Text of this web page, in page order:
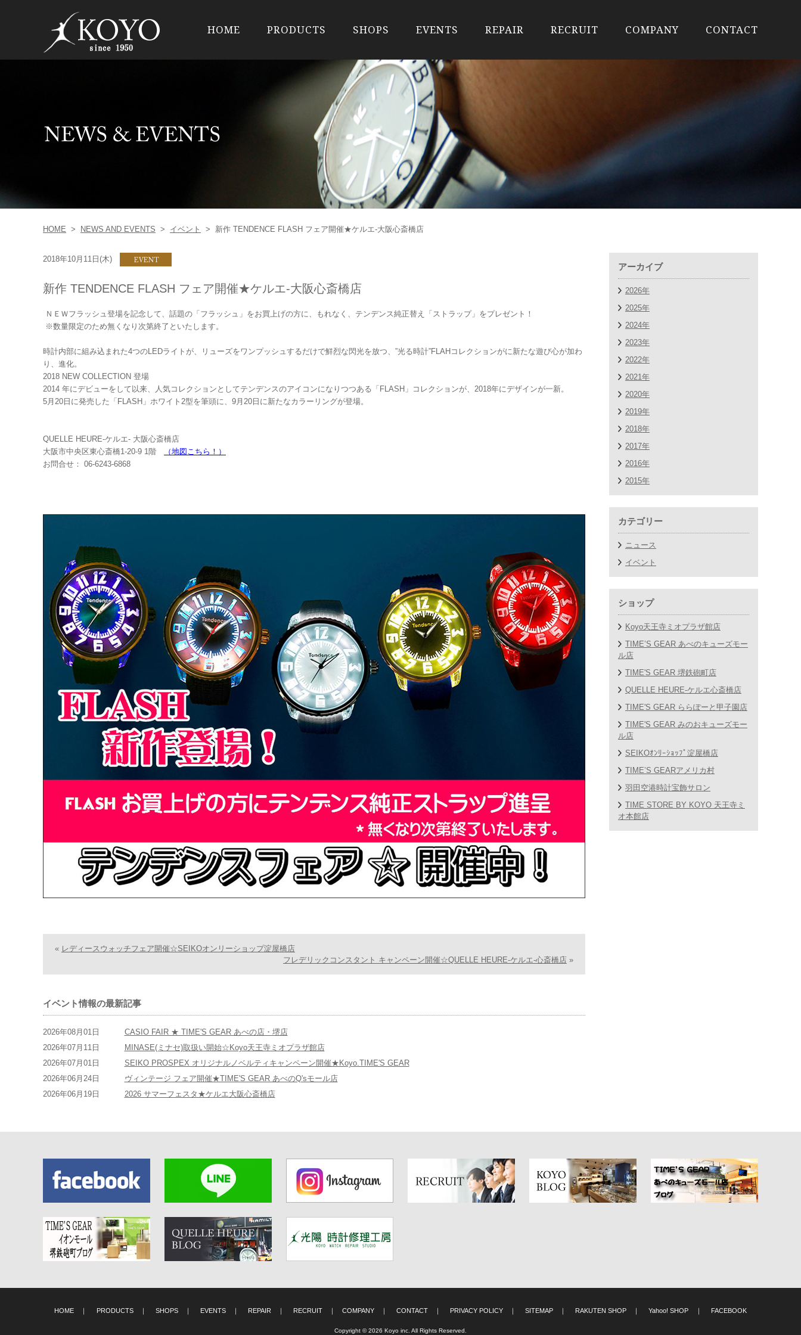
HOME PRODUCTS SHOPS EVENTS REPAIR RECRUIT COMPANY CONTACT
HOME > NEWS AND EVENTS > イベント > 新作 TENDENCE FLASH フェア開催★ケルエ-大阪心斎橋店
2018年10月11日(木)
新作 TENDENCE FLASH フェア開催★ケルエ-大阪心斎橋店
ＮＥＷフラッシュ登場を記念して、話題の「フラッシュ」をお買上げの方に、もれなく、テンデンス純正替え「ストラップ」をプレゼント！
※数量限定のため無くなり次第終了といたします。
時計内部に組み込まれた4つのLEDライトが、リューズをワンプッシュするだけで鮮烈な閃光を放つ、”光る時計”FLAHコレクションがに新たな遊び心が加わ
り、進化。
2018 NEW COLLECTION 登場
2014 年にデビューをして以来、人気コレクションとしてテンデンスのアイコンになりつつある「FLASH」コレクションが、2018年にデザインが一新。
5月20日に発売した「FLASH」ホワイト2型を筆頭に、9月20日に新たなカラーリングが登場。
QUELLE HEURE-ケルエ- 大阪心斎橋店
大阪市中央区東心斎橋1-20-9 1階
（地図こちら！）
お問合せ： 06-6243-6868
« レディースウォッチフェア開催☆SEIKOオンリーショップ淀屋橋店
フレデリックコンスタント キャンペーン開催☆QUELLE HEURE-ケルエ-心斎橋店 »
イベント情報の最新記事
2026年08月01日
CASIO FAIR ★ TIME'S GEAR あべの店・堺店
2026年07月11日
MINASE(ミナセ)取扱い開始☆Koyo天王寺ミオプラザ館店
2026年07月01日
SEIKO PROSPEX オリジナルノベルティキャンペーン開催★Koyo.TIME'S GEAR
2026年06月24日
ヴィンテージ フェア開催★TIME'S GEAR あべのQ'sモール店
2026年06月19日
2026 サマーフェスタ★ケルエ大阪心斎橋店
アーカイブ
2026年
2025年
2024年
2023年
2022年
2021年
2020年
2019年
2018年
2017年
2016年
2015年
カテゴリー
ニュース
イベント
ショップ
Koyo天王寺ミオプラザ館店
TIME’S GEAR あべのキューズモー
ル店
TIME'S GEAR 堺鉄砲町店
QUELLE HEURE-ケルエ心斎橋店
TIME'S GEAR ららぽーと甲子園店
TIME'S GEAR みのおキューズモー
ル店
SEIKOｵﾝﾘｰｼｮｯﾌﾟ淀屋橋店
TIME’S GEARアメリカ村
羽田空港時計宝飾サロン
TIME STORE BY KOYO 天王寺ミ
オ本館店
HOME ｜ PRODUCTS ｜ SHOPS ｜ EVENTS ｜ REPAIR ｜ RECRUIT ｜ COMPANY ｜ CONTACT ｜ PRIVACY POLICY ｜ SITEMAP ｜ RAKUTEN SHOP ｜ Yahoo! SHOP ｜ FACEBOOK
Copyright © 2026 Koyo inc. All Rights Reserved.